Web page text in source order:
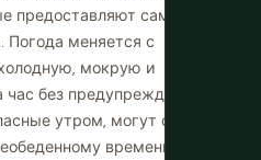
предоставляют самые
Погода меняется с
мокрую и
без предупреждения.
утром, могут стать
времени